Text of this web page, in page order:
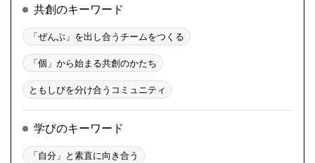
共創のキーワード
「ぜんぶ」を出し合うチームをつくる
「個」から始まる共創のかたち
ともしびを分け合うコミュニティ
学びのキーワード
「自分」と素直に向き合う